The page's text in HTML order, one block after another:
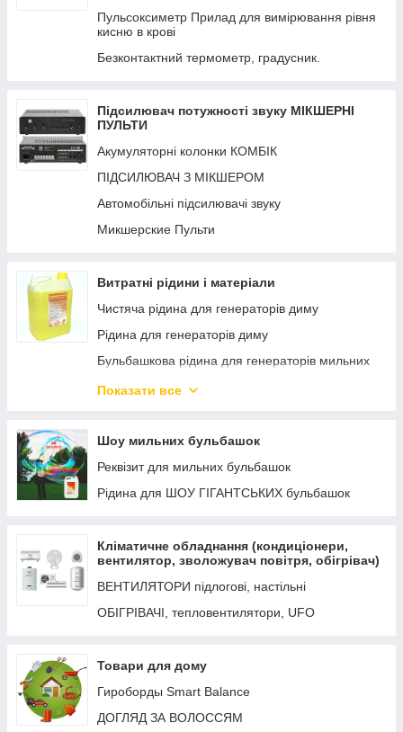
Пульсоксиметр Прилад для вимірювання рівня
кисню в крові
Безконтактний термометр, градусник.
Підсилювач потужності звуку МІКШЕРНІ
ПУЛЬТИ
Акумуляторні колонки КОМБІК
ПІДСИЛЮВАЧ З МІКШЕРОМ
Автомобільні підсилювачі звуку
Микшерские Пульти
Витратні рідини і матеріали
Чистяча рідина для генераторів диму
Рідина для генераторів диму
Бульбашкова рідина для генераторів мильних
Показати все
Шоу мильних бульбашок
Реквізит для мильних бульбашок
Рідина для ШОУ ГІГАНТСЬКИХ бульбашок
Кліматичне обладнання (кондиціонери,
вентилятор, зволожувач повітря, обігрівач)
ВЕНТИЛЯТОРИ підлогові, настільні
ОБІГРІВАЧІ, тепловентилятори, UFO
Товари для дому
Гироборды Smart Balance
ДОГЛЯД ЗА ВОЛОССЯМ